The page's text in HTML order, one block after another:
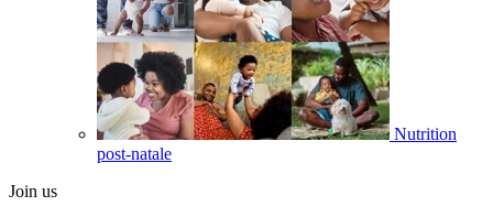
Nutrition
post-natale
Join us